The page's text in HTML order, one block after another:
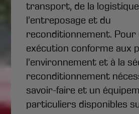
transport, de la
l’entreposage et du
reconditionnement. Pour
exécution conforme aux
l’environnement et à la
reconditionnement
savoir-faire et un
particuliers disponibles